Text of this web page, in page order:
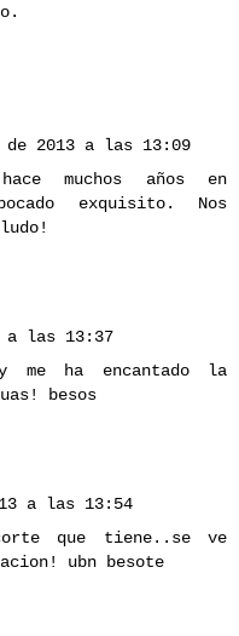
2013 a las 13:09
muchos años en
exquisito. Nos
a las 13:37
me ha encantado la
besos
a las 13:54
que tiene..se ve
ubn besote